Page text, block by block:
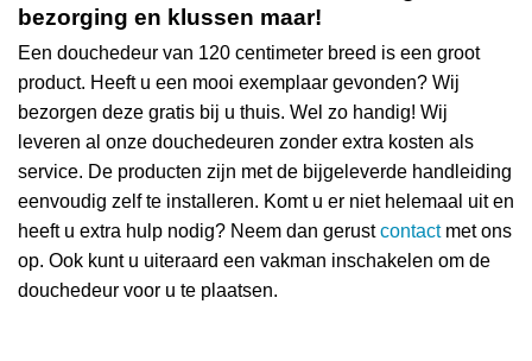
bezorging en klussen maar!
Een douchedeur van 120 centimeter breed is een groot
product. Heeft u een mooi exemplaar gevonden? Wij
bezorgen deze gratis bij u thuis. Wel zo handig! Wij
leveren al onze douchedeuren zonder extra kosten als
service. De producten zijn met de bijgeleverde handleiding
eenvoudig zelf te installeren. Komt u er niet helemaal uit en
heeft u extra hulp nodig? Neem dan gerustcontactmet ons
op. Ook kunt u uiteraard een vakman inschakelen om de
douchedeur voor u te plaatsen.